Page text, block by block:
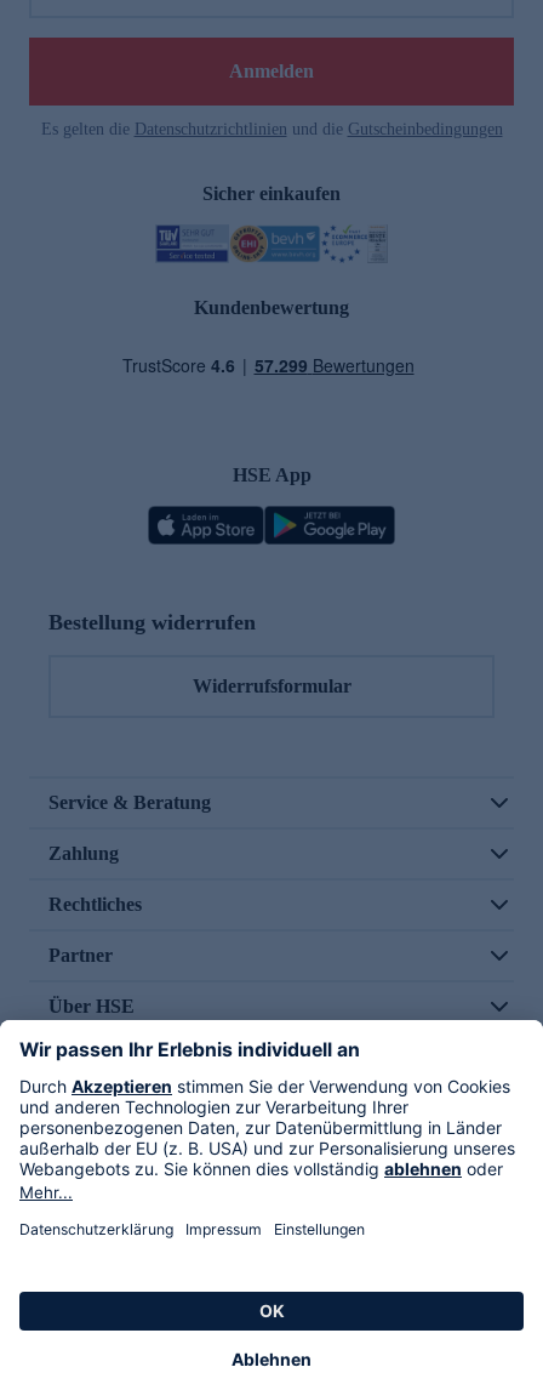
Anmelden
Es gelten die Datenschutzrichtlinien und die Gutscheinbedingungen
Sicher einkaufen
Kundenbewertung
HSE App
Bestellung widerrufen
Widerrufsformular
Service & Beratung
Zahlung
Rechtliches
Partner
Über HSE
Im TV
HSE International